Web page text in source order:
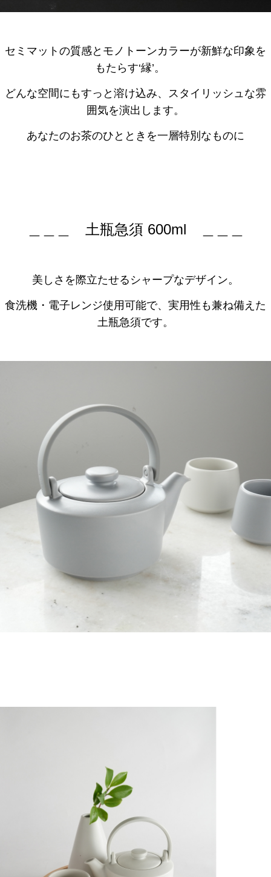
セミマットの質感とモノトーンカラーが新鮮な印象を
もたらす‘縁’。
どんな空間にもすっと溶け込み、スタイリッシュな雰
囲気を演出します。
あなたのお茶のひとときを一層特別なものに
＿＿＿ 土瓶急須 600ml ＿＿＿
美しさを際立たせるシャープなデザイン。
食洗機・電子レンジ使用可能で、実用性も兼ね備えた
土瓶急須です。